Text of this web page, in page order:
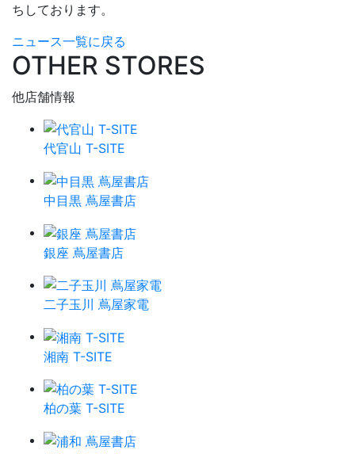
ちしております。
ニュース一覧に戻る
OTHER STORES
他店舗情報
代官山 T-SITE
中目黒 蔦屋書店
銀座 蔦屋書店
二子玉川 蔦屋家電
湘南 T-SITE
柏の葉 T-SITE